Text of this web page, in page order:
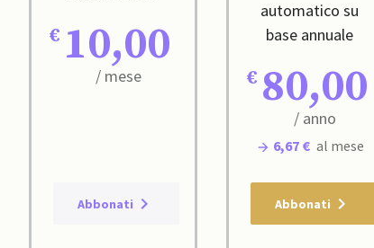
10,00
/ mese
Abbonati
automatico su
base annuale
80,00
/ anno
6,67 € al mese
Abbonati